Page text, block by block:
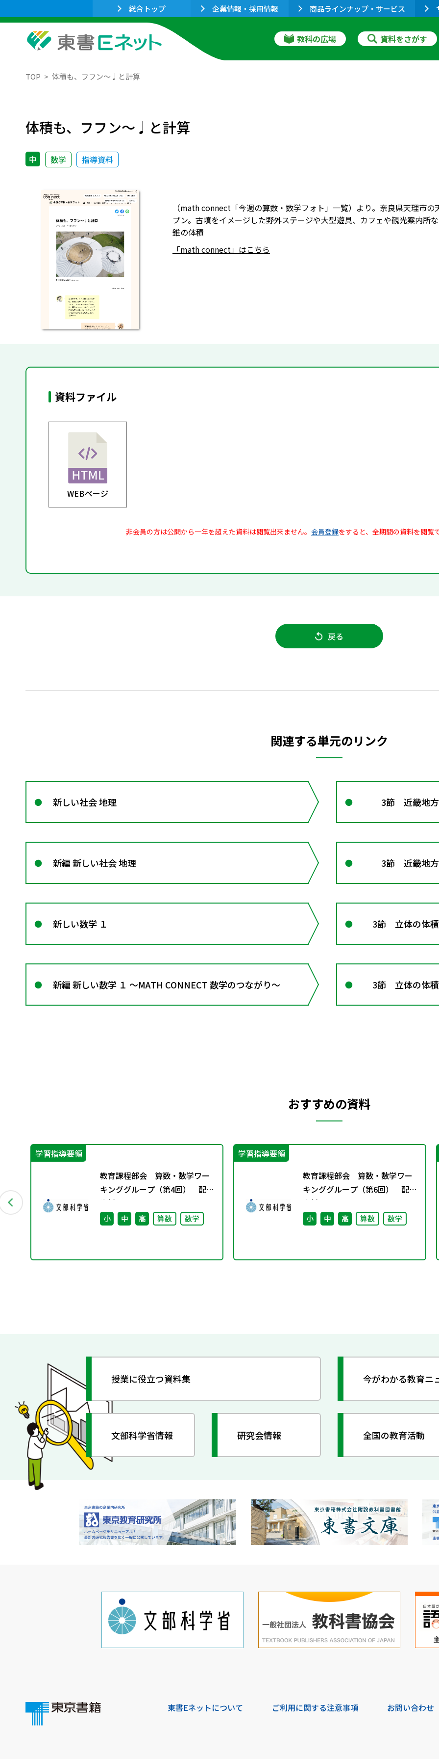
総合トップ 企業情報・採用情報 商品ラインナップ・サービス
教科の広場 資料をさがす
TOP 体積も、フフン〜♩と計算
体積も、フフン〜♩と計算
中 数学 指導資料
（math connect「今週の算数・数学フォト」一覧）より。奈良県天理市
プン。古墳をイメージした野外ステージや大型遊具、カフェや観光案内所
錐の体積
「math connect」はこちら
資料ファイル
WEBページ
非会員の方は公開から一年を超えた資料は閲覧出来ません。 会員登録をすると、全期間の資料を閲覧
戻る
関連する単元のリンク
新しい社会 地理 3節 近畿地方
新編 新しい社会 地理 3節 近畿地方
新しい数学 １ 3節 立体の体積
新編 新しい数学 １ ～MATH CONNECT 数学のつながり～ 3節 立体の体積
おすすめの資料
学習指導要領
教育課程部会 算数・数学ワー
キンググループ（第4回） 配付
資料
小 中 高 算数 数学
学習指導要領
教育課程部会 算数・数学ワー
キンググループ（第6回） 配付
資料
小 中 高 算数 数学
授業に役立つ資料集 今がわかる教育ニ
文部科学省情報 研究会情報 全国の教育活動
東書Eネットについて ご利用に関する注意事項 お問い合わせ